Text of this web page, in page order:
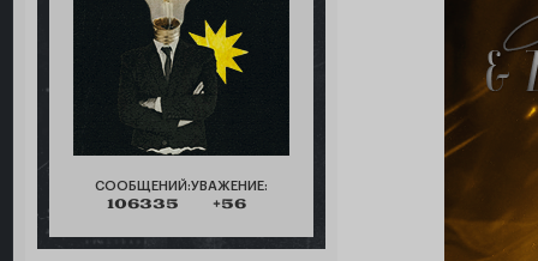
СООБЩЕНИЙ:
106335
УВАЖЕНИЕ:
+56